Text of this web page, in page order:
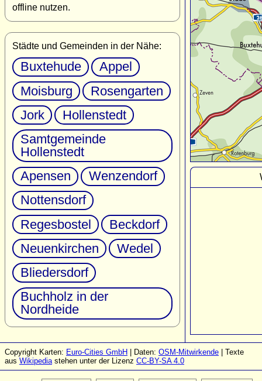
offline nutzen.
Städte und Gemeinden in der Nähe:
Buxtehude
Appel
Moisburg
Rosengarten
Jork
Hollenstedt
Samtgemeinde
Hollenstedt
Apensen
Wenzendorf
Nottensdorf
Regesbostel
Beckdorf
Neuenkirchen
Wedel
Bliedersdorf
Buchholz in der
Nordheide
Copyright Karten: Euro-Cities GmbH | Daten: OSM-Mitwirkende | Texte
aus Wikipediastehen unter der Lizenz CC-BY-SA 4.0